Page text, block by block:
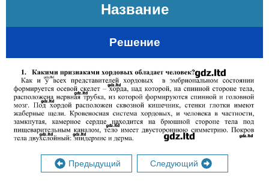
Название
Решение
Предыдущий Следующий